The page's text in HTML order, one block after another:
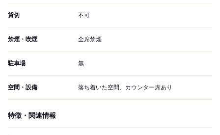
貸切 不可
禁煙・喫煙 全席禁煙
駐車場 無
空間・設備 落ち着いた空間、カウンター席あり
特徴・関連情報